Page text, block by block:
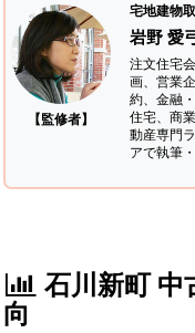
【監修者】
宅地建物
岩野 愛
注文住宅
画、営業
約、金融
住宅、商
動産専門
アで執筆・
石川新町 中
向